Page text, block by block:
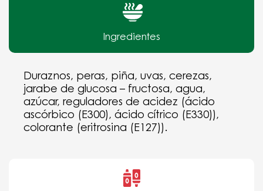
Ingredientes
Duraznos, peras, piña, uvas, cerezas,
jarabe de glucosa – fructosa, agua,
azúcar, reguladores de acidez (ácido
ascórbico (E300), ácido cítrico (E330)),
colorante (eritrosina (E127)).